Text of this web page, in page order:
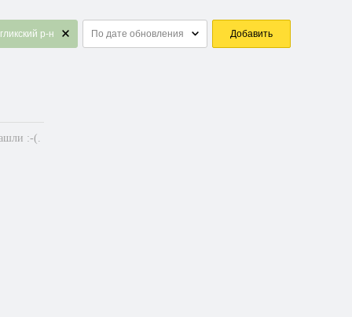
р-н По дате обновления Добавить
:-(.